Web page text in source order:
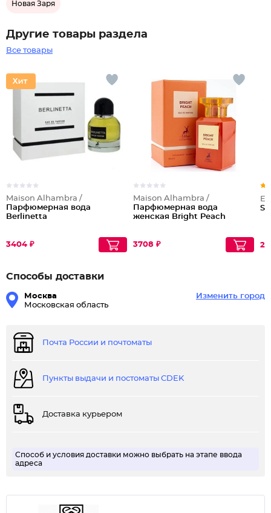
Новая Заря
Другие товары раздела
Все товары
Maison Alhambra /
Парфюмерная вода
Berlinetta
3404 ₽
Maison Alhambra /
Парфюмерная вода
женская Bright Peach
3708 ₽
Способы доставки
Москва
Московская область
Изменить город
Почта России и почтоматы
Пункты выдачи и постоматы CDEK
Доставка курьером
Способ и условия доставки можно выбрать на этапе ввода
адреса